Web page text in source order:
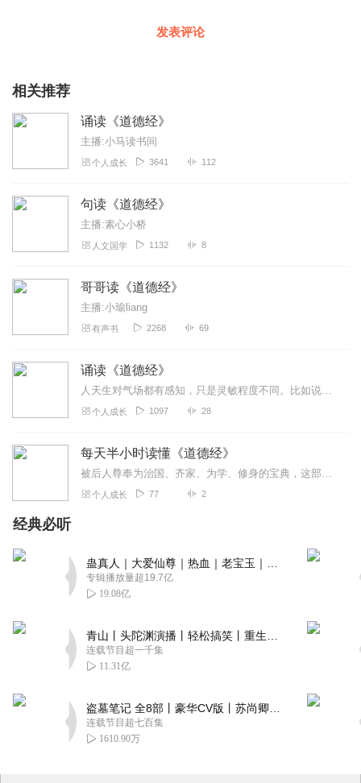
发表评论
相关推荐
诵读《道德经》
主播:小马读书间
个人成长 3641 112
句读《道德经》
主播:素心小桥
人文国学 1132 8
哥哥读《道德经》
主播:小瑜liang
有声书 2268 69
诵读《道德经》
人天生对气场都有感知，只是灵敏程度不同。比如说，屋里两个人刚吵完架，你走进去，会感觉到气氛不对劲。这是气场告诉你的信息，不用言语。
个人成长 1097 28
每天半小时读懂《道德经》
被后人尊奉为治国、齐家、为学、修身的宝典，这部被誉为【万经之王】的奇书，对中国古老的哲学，科学，政治，宗教等都产生了深刻的影响。内容博大精深，涵括百家、包容万物...
个人成长 77 2
经典必听
专辑播放量超19.7亿
19.08亿
连载节目超一千集
11.31亿
连载节目超七百集
1610.90万